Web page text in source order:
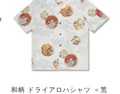
和柄 ドライアロハシャツ ＜荒